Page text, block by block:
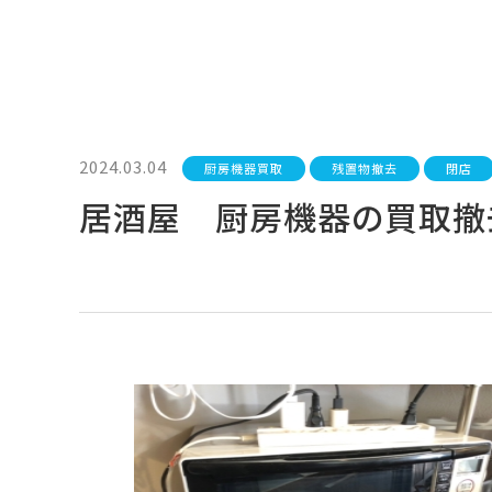
2024.03.04 厨房機器買取 残置物撤去 閉店
居酒屋 厨房機器の買取